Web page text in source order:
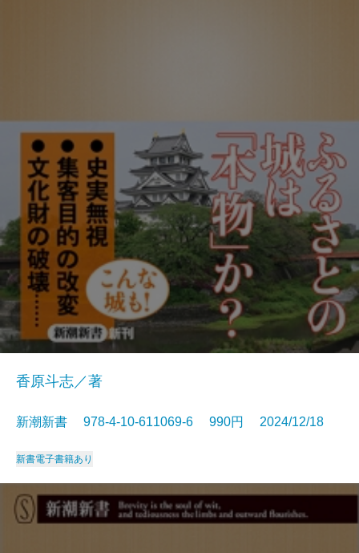
香原斗志／著
新潮新書 978-4-10-611069-6 990円 2024/12/18
新書電子書籍あり